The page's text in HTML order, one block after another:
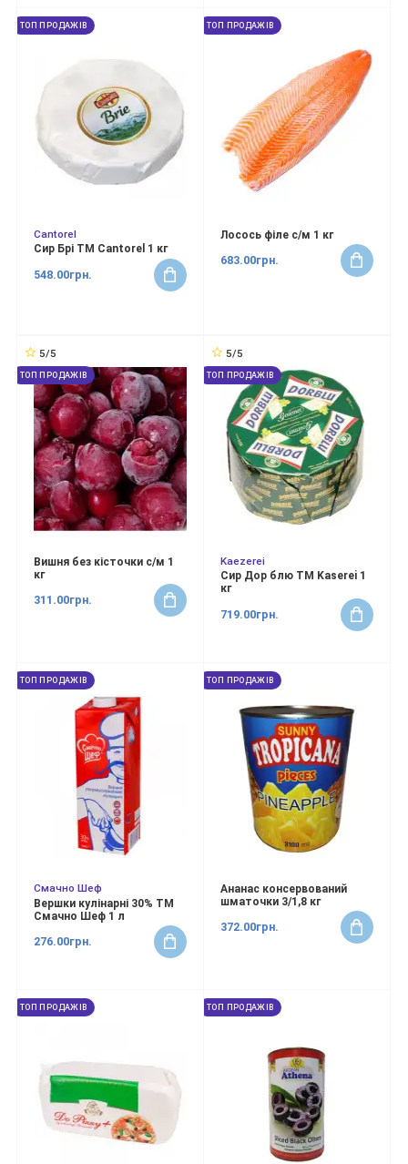
ТОП ПРОДАЖІВ
Cantorel
Сир Брі ТМ Cantorel 1 кг
548.00грн.
ТОП ПРОДАЖІВ
Лосось філе с/м 1 кг
683.00грн.
5/5
ТОП ПРОДАЖІВ
Вишня без кісточки с/м 1
кг
311.00грн.
5/5
ТОП ПРОДАЖІВ
Kaezerei
Сир Дор блю ТМ Kaserei 1
кг
719.00грн.
ТОП ПРОДАЖІВ
Смачно Шеф
Вершки кулінарні 30% ТМ
Смачно Шеф 1 л
276.00грн.
ТОП ПРОДАЖІВ
Ананас консервований
шматочки 3/1,8 кг
372.00грн.
ТОП ПРОДАЖІВ ТОП ПРОДАЖІВ